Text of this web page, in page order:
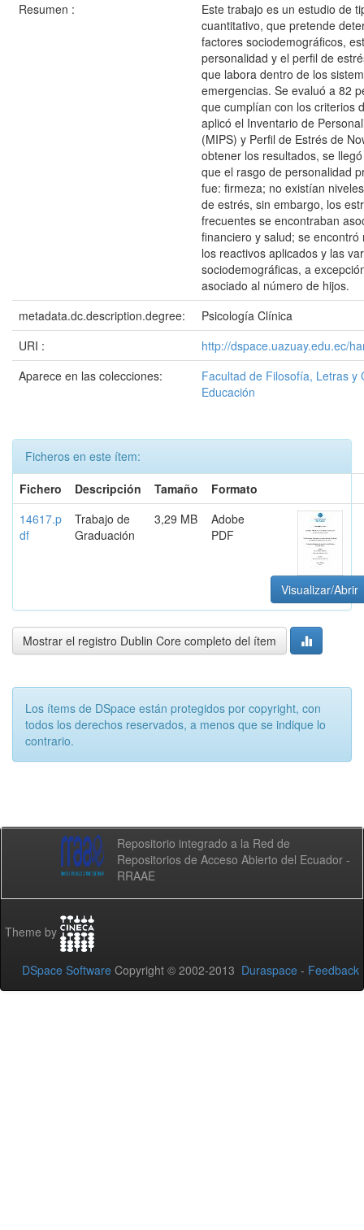
Resumen :
Este trabajo es un estudio de
cuantitativo, que pretende
factores sociodemográficos,
personalidad y el perfil de
que labora dentro de los
emergencias. Se evaluó a 82
que cumplían con los criterios
aplicó el Inventario de
(MIPS) y Perfil de Estrés de
obtener los resultados, se
que el rasgo de personalidad
fue: firmeza; no existían
de estrés, sin embargo, los
frecuentes se encontraban
financiero y salud; se encontró
los reactivos aplicados y las
sociodemográficas, a
asociado al número de hijos.
metadata.dc.description.degree:
Psicología Clínica
URI :
http://dspace.uazuay.edu.ec/
Aparece en las colecciones:
Facultad de Filosofía, Letras y
Educación
Ficheros en este ítem:
Fichero
Descripción Tamaño
Formato
14617.p
df
Trabajo de
Graduación
3,29 MB
Adobe
PDF
Visualizar/Abrir
Mostrar el registro Dublin Core completo del ítem
Los ítems de DSpace están protegidos por copyright, con
todos los derechos reservados, a menos que se indique lo
contrario.
Repositorio integrado a la Red de
Repositorios de Acceso Abierto del Ecuador -
RRAAE
Theme by
DSpace Software Copyright © 2002-2013 Duraspace - Feedback